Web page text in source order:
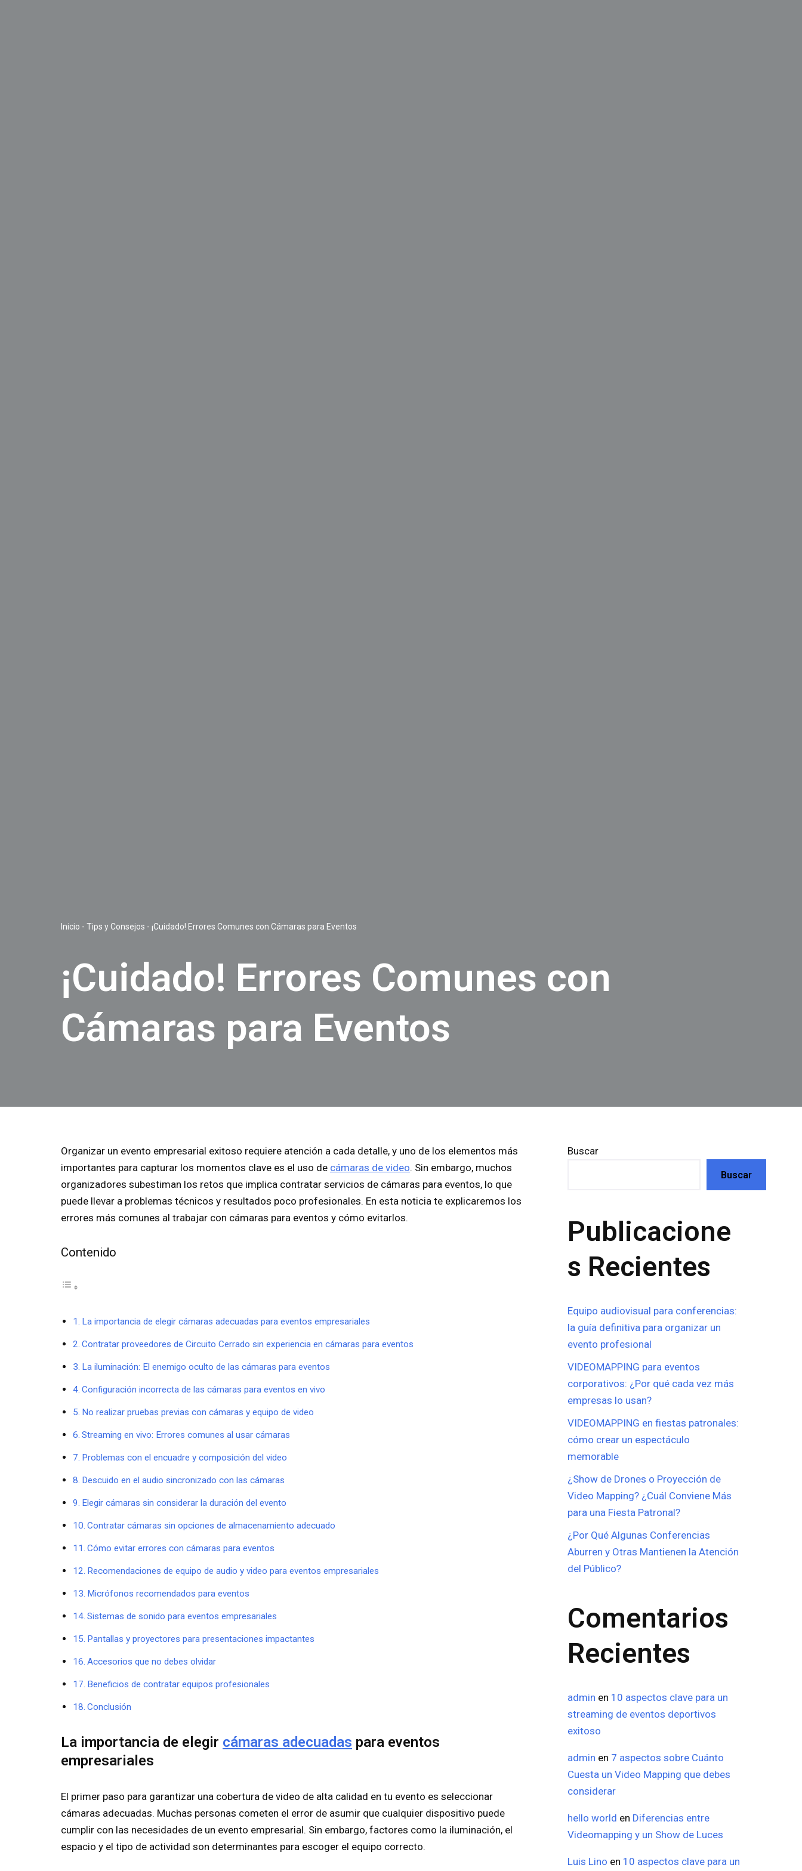
Inicio - Tips y Consejos - ¡Cuidado! Errores Comunes con Cámaras para Eventos
¡Cuidado! Errores Comunes con
Cámaras para Eventos
Organizar un evento empresarial exitoso requiere atención a cada detalle, y uno de los elementos más
importantes para capturar los momentos clave es el uso de cámaras de video. Sin embargo, muchos
organizadores subestiman los retos que implica contratar servicios de cámaras para eventos, lo que
puede llevar a problemas técnicos y resultados poco profesionales. En esta noticia te explicaremos los
errores más comunes al trabajar con cámaras para eventos y cómo evitarlos.
Contenido
La importancia de elegir cámaras adecuadas para eventos empresariales
Contratar proveedores de Circuito Cerrado sin experiencia en cámaras para eventos
La iluminación: El enemigo oculto de las cámaras para eventos
Configuración incorrecta de las cámaras para eventos en vivo
No realizar pruebas previas con cámaras y equipo de video
Streaming en vivo: Errores comunes al usar cámaras
Problemas con el encuadre y composición del video
Descuido en el audio sincronizado con las cámaras
Elegir cámaras sin considerar la duración del evento
Contratar cámaras sin opciones de almacenamiento adecuado
Cómo evitar errores con cámaras para eventos
Recomendaciones de equipo de audio y video para eventos empresariales
Micrófonos recomendados para eventos
Sistemas de sonido para eventos empresariales
Pantallas y proyectores para presentaciones impactantes
Accesorios que no debes olvidar
Beneficios de contratar equipos profesionales
Conclusión
La importancia de elegir cámaras adecuadas para eventos
empresariales
El primer paso para garantizar una cobertura de video de alta calidad en tu evento es seleccionar
cámaras adecuadas. Muchas personas cometen el error de asumir que cualquier dispositivo puede
cumplir con las necesidades de un evento empresarial. Sin embargo, factores como la iluminación, el
espacio y el tipo de actividad son determinantes para escoger el equipo correcto.
Buscar
Buscar
Publicacione
s Recientes
Equipo audiovisual para conferencias:
la guía definitiva para organizar un
evento profesional
VIDEOMAPPING para eventos
corporativos: ¿Por qué cada vez más
empresas lo usan?
VIDEOMAPPING en fiestas patronales:
cómo crear un espectáculo
memorable
¿Show de Drones o Proyección de
Video Mapping? ¿Cuál Conviene Más
para una Fiesta Patronal?
¿Por Qué Algunas Conferencias
Aburren y Otras Mantienen la Atención
del Público?
Comentarios
Recientes
admin en 10 aspectos clave para un
streaming de eventos deportivos
exitoso
admin en 7 aspectos sobre Cuánto
Cuesta un Video Mapping que debes
considerar
hello world en Diferencias entre
Videomapping y un Show de Luces
Luis Lino en 10 aspectos clave para un